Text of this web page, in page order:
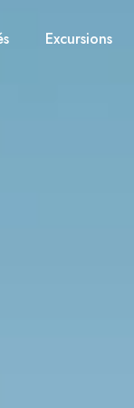
Excursions